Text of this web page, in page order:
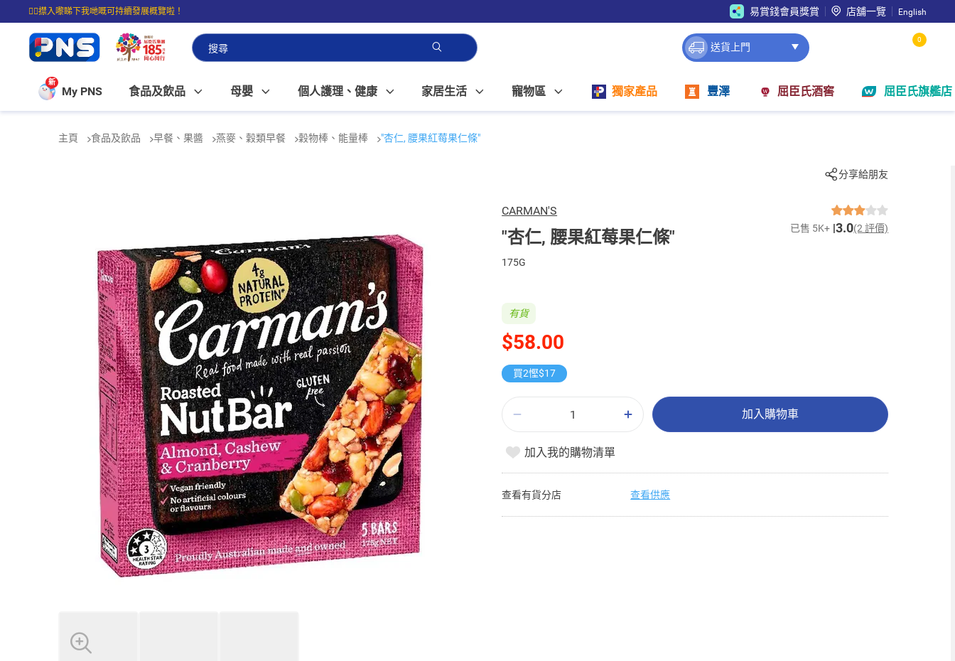
☝🏼㩒入嚟睇下我哋嘅可持續發展概覽啦！
⭐購物滿$399即享免費送貨；滿$100即可免費店取。
易賞錢會員獎賞 店舖一覽 English
送貨上門
0
新
My PNS 食品及飲品 母嬰 個人護理、健康 家居生活 寵物區 獨家產品 豐澤 屈臣氏酒窖 屈臣氏旗艦店
主頁 食品及飲品 早餐、果醬 燕麥、穀類早餐 穀物棒、能量棒 "杏仁, 腰果紅莓果仁條"
分享給朋友
CARMAN'S
"杏仁, 腰果紅莓果仁條" 已售 5K+ 3.0(2 評價)
175G
$58.00
有貨
買2慳$17
加入購物車
加入我的購物清單
查看有貨分店 查看供應